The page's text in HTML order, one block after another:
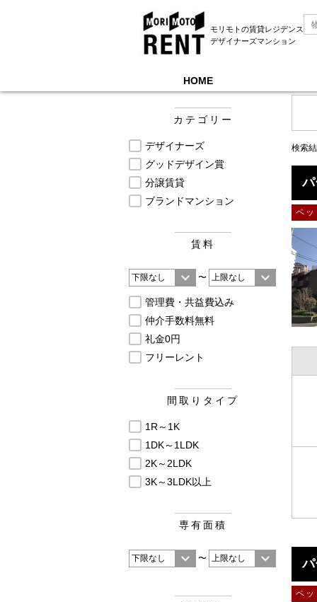
モリモトの賃貸レジデンス
デザイナーズマンション
HOME
モリモトレントTOP ＞
検索
ペ
ペ
カテゴリー
デザイナーズ
グッドデザイン賞
分譲賃貸
ブランドマンション
賃料
〜
管理費・共益費込み
仲介手数料無料
礼金0円
フリーレント
間取りタイプ
1R～1K
1DK～1LDK
2K～2LDK
3K～3LDK以上
専有面積
〜